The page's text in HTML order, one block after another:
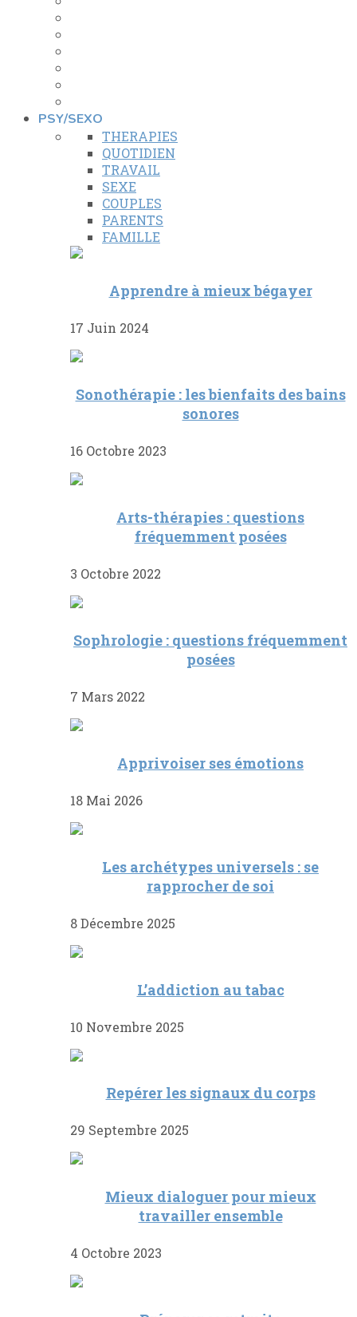
PSY/SEXO
THERAPIES
QUOTIDIEN
TRAVAIL
SEXE
COUPLES
PARENTS
FAMILLE
Apprendre à mieux bégayer
17 Juin 2024
Sonothérapie : les bienfaits des bains
sonores
16 Octobre 2023
Arts-thérapies : questions
fréquemment posées
3 Octobre 2022
Sophrologie : questions fréquemment
posées
7 Mars 2022
Apprivoiser ses émotions
18 Mai 2026
Les archétypes universels : se
rapprocher de soi
8 Décembre 2025
L’addiction au tabac
10 Novembre 2025
Repérer les signaux du corps
29 Septembre 2025
Mieux dialoguer pour mieux
travailler ensemble
4 Octobre 2023